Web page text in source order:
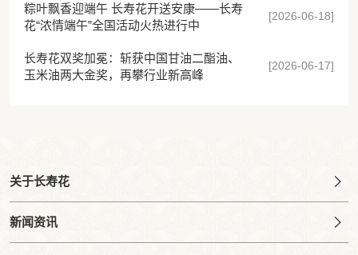
粽叶飘香迎端午 长寿花开送安康——长寿
花“浓情端午”全国活动火热进行中
[2026-06-18]
长寿花双奖加冕：斩获中国甘油二酯油、
玉米油两大金奖，再攀行业新高峰
[2026-06-17]
关于长寿花
新闻资讯